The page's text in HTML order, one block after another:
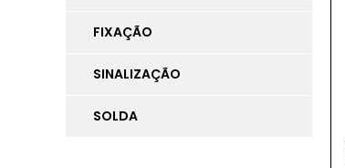
FIXAÇÃO
SINALIZAÇÃO
SOLDA